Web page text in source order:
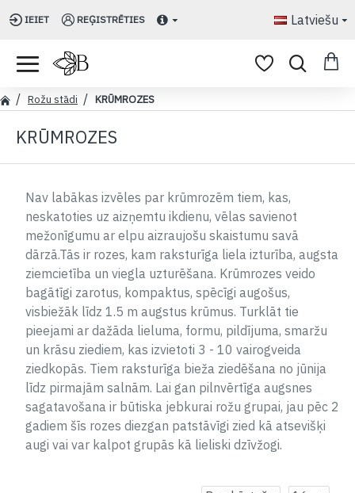
IEIET REĢISTRĒTIES Latviešu
Rožu stādi KRŪMROZES
KRŪMROZES
Nav labākas izvēles par krūmrozēm tiem, kas,
neskatoties uz aizņemtu ikdienu, vēlas savienot
mežonīgumu ar elpu aizraujošu skaistumu savā
dārzā.Tās ir rozes, kam raksturīga liela izturība, augsta
ziemcietība un viegla uzturēšana. Krūmrozes veido
bagātīgi zarotus, kompaktus, spēcīgi augošus,
visbiežāk līdz 1.5 m augstus krūmus. Turklāt tie
pieejami ar dažāda lieluma, formu, pildījuma, smaržu
un krāsu ziediem, kas izvietoti 3 - 10 vairogveida
ziedkopās. Tiem raksturīga bieža ziedēšana no jūnija
līdz pirmajām salnām. Lai gan pilnvērtīga augsnes
sagatavošana ir būtiska jebkurai rožu grupai, jau pēc 2
gadiem šīs rozes diezgan patstāvīgi zied kā atsevišķi
augi vai var kalpot grupās kā lieliski dzīvžogi.